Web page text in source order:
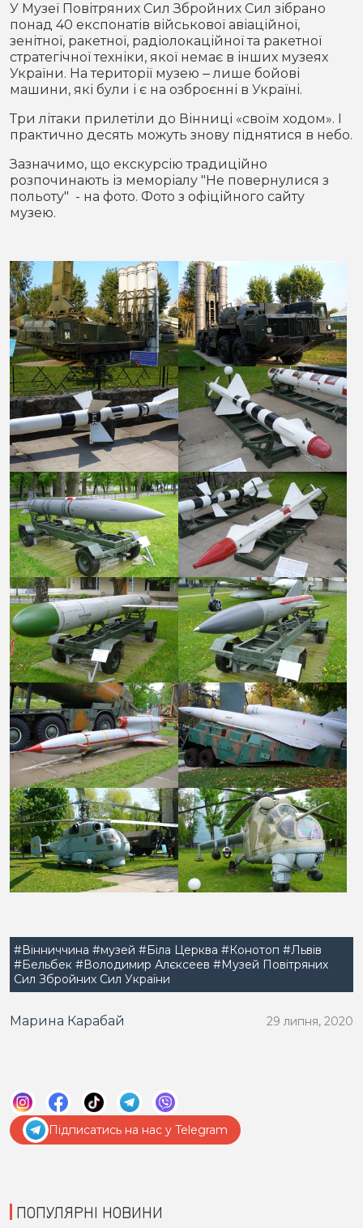
У Музеї Повітряних Сил Збройних Сил зібрано
понад 40 експонатів військової авіаційної,
зенітної, ракетної, радіолокаційної та ракетної
стратегічної техніки, якої немає в інших музеях
України. На території музею ‒ лише бойові
машини, які були і є на озброєнні в Україні.
Три літаки прилетіли до Вінниці «своїм ходом». І
практично десять можуть знову піднятися в небо.
Зазначимо, що екскурсію традиційно
розпочинають із меморіалу "Не повернулися з
польоту" - на фото. Фото з офіційного сайту
музею.
#Вінниччина #музей #Біла Церква #Конотоп #Львів
#Бельбек #Володимир Алєксеев #Музей Повітряних
Сил Збройних Сил України
Марина Карабай 29 липня, 2020
Підписатись на нас у Telegram
ПОПУЛЯРНІ НОВИНИ